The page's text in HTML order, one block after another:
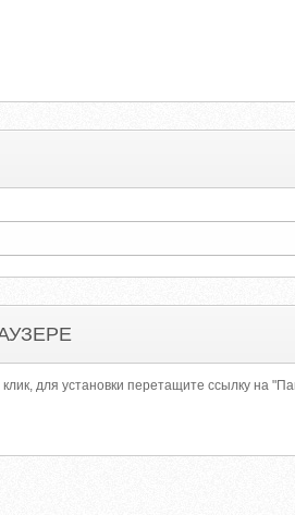
для установки перетащите ссылку на